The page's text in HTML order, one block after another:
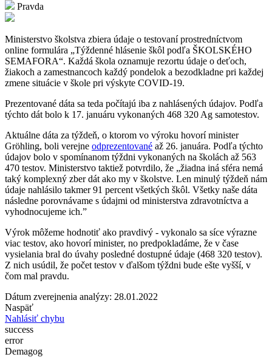
Pravda
Ministerstvo školstva zbiera údaje o testovaní prostredníctvom
online formulára „Týždenné hlásenie škôl podľa ŠKOLSKÉHO
SEMAFORA“. Každá škola oznamuje rezortu údaje o deťoch,
žiakoch a zamestnancoch každý pondelok a bezodkladne pri každej
zmene situácie v škole pri výskyte COVID-19.
Prezentované dáta sa teda počítajú iba z nahlásených údajov. Podľa
týchto dát bolo k 17. januáru vykonaných 468 320 Ag samotestov.
Aktuálne dáta za týždeň, o ktorom vo výroku hovorí minister
Gröhling, boli verejne odprezentované až 26. januára. Podľa týchto
údajov bolo v spomínanom týždni vykonaných na školách až 563
470 testov. Ministerstvo taktiež potvrdilo, že „žiadna iná sféra nemá
taký komplexný zber dát ako my v školstve. Len minulý týždeň nám
údaje nahlásilo takmer 91 percent všetkých škôl. Všetky naše dáta
následne porovnávame s údajmi od ministerstva zdravotníctva a
vyhodnocujeme ich.”
Výrok môžeme hodnotiť ako pravdivý - vykonalo sa síce výrazne
viac testov, ako hovorí minister, no predpokladáme, že v čase
vysielania bral do úvahy posledné dostupné údaje (468 320 testov).
Z nich usúdil, že počet testov v ďalšom týždni bude ešte vyšší, v
čom mal pravdu.
Dátum zverejnenia analýzy: 28.01.2022
Naspäť
Nahlásiť chybu
success
error
Demagog